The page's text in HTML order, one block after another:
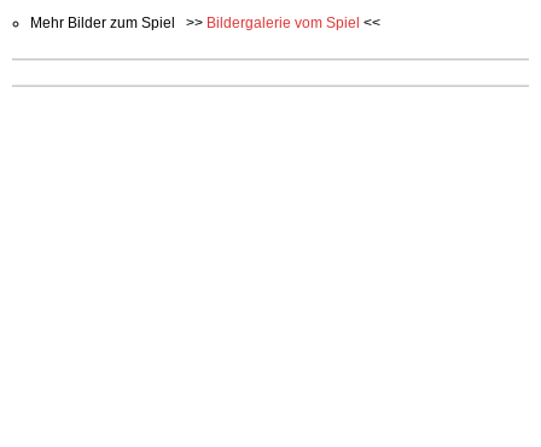
Mehr Bilder zum Spiel >> Bildergalerie vom Spiel <<